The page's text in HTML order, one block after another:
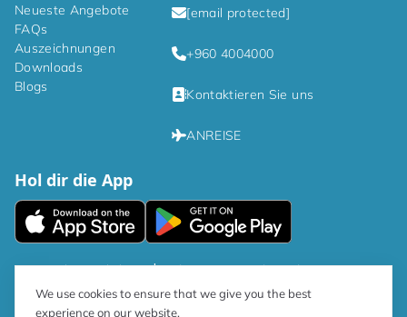
Neueste Angebote
FAQs
Auszeichnungen
Downloads
Blogs
[email protected]
+960 4004000
Kontaktieren Sie uns
ANREISE
Hol dir die App
Datenschutzrichtlinien|Bedingungen und Konditionen
We use cookies to ensure that we give you the best
experience on our website.